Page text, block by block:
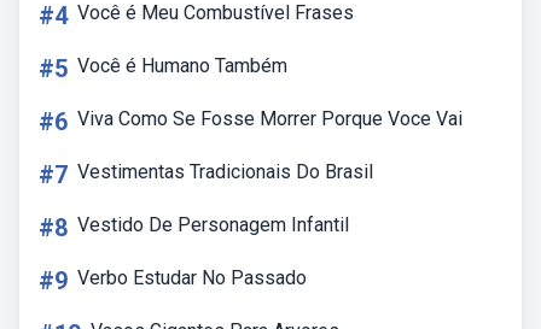
#4 Você é Meu Combustível Frases
#5 Você é Humano Também
#6 Viva Como Se Fosse Morrer Porque Voce Vai
#7 Vestimentas Tradicionais Do Brasil
#8 Vestido De Personagem Infantil
#9 Verbo Estudar No Passado